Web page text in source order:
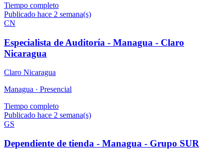
Tiempo completo
Publicado hace 2 semana(s)
CN
Especialista de Auditoría - Managua - Claro
Nicaragua
Claro Nicaragua
Managua · Presencial
Tiempo completo
Publicado hace 2 semana(s)
GS
Dependiente de tienda - Managua - Grupo SUR